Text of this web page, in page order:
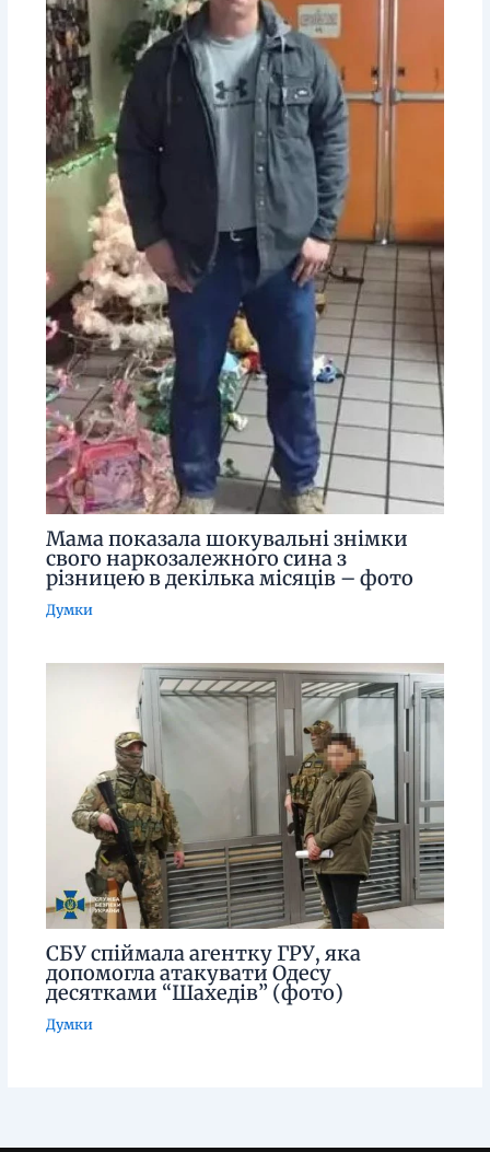
Мама показала шокувальні знімки
свого наркозалежного сина з
різницею в декілька місяців – фото
Думки
СБУ спіймала агентку ГРУ, яка
допомогла атакувати Одесу
десятками “Шахедів” (фото)
Думки